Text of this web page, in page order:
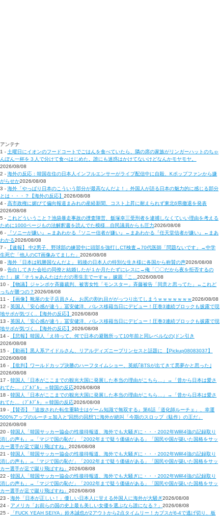
アンテナ
1 - 土曜日にイオンのフードコートでごはんを食べていたら、隣の席の家族がリンガーハットのちゃ
んぽん一杯を３人で分けて食べはじめた。誰にも迷惑はかけてないけどなんかモヤモヤ。
2026/08/08
2 - 海外の反応：韓国在住の日本人インフルエンサーがライブ配信中に自殺、Kポップファンから嫌
がらせか2026/08/08
3 - 海外「やっぱり日本のこういう部分が最高なんだよ！」外国人が語る日本の魅力的に感じる部分
とは・・・？【海外の反応】 2026/08/08
4 - 高市政権に媚びて偏向報道まみれの産経新聞、コスト上昇に耐えられず東北6県撤退を発表
2026/08/08
5 - これどういうこと？池袋暴走事故の捜査陣営、飯塚幸三受刑者を逮捕しなくていい理由を考える
ために1000ページもの法解釈書を読んでた模様…自民議員からも圧力2026/08/08
6 -
『ソニーが嫌い』←まあわかる『ソニー信者が嫌い』←まあわかる『任天堂信者が嫌い』←まあ
わかる2026/08/08
7 -
【速報】 中2男子、野球部の練習中に頭部を強打しCT検査→70代医師「問題ないです」→中学
生死亡「他人のCT画像みてました」 2026/08/08
8 - 海外「日本は戦勝国なんだよ」 戦後の日本人の特別な生き様に各国から称賛の声2026/08/08
9 - 告白してきた会社の同僚と結婚したが１か月たたずにレスに→俺「〇〇だから夜を拒否するの
か！」嫁「そうｗあんたはただの寄生主でーすｗ」嫁親「こ...2026/08/08
10 -
【物議】ジャンポケ斉藤裁判、被害女性「モンスター」斉藤被告「同意と思ってた」←これど
っちが勝つの？2026/08/08
11 -
【画像】靴屋の女子店員さん、お尻の割れ目ががっつり出てしまうｗｗｗｗｗｗｗ2026/08/08
12 - 英国人「安心感が違う」冨安健洋、パレス移籍当日にデビュー！圧巻3連続ブロックも披露で現
地サポが気づく..【海外の反応】 2026/08/08
13 - 英国人「安心感が違う」冨安健洋、パレス移籍当日にデビュー！圧巻3連続ブロックも披露で現
地サポが気づく..【海外の反応】 2026/08/08
14 -
【悲報】韓国人「え待って、何で日本の避難所って10年前と同レベルなの(ドン引き
2026/08/08
15 -
【動画】黒人系アイドルさん、リアルディズニープリンセスと話題に 【Pickup08083037】
2026/08/08
16 -
【批判】ワールドカップ決勝のハーフタイムショー、英紙｢BTSが出てきて悪夢かと思った｣
2026/08/08
17 - 韓国人「日本がここまでの観光大国に発展した本当の理由がこちら…」→「昔から日本は愛さ
れてた…（ﾌﾞﾙﾌﾞﾙ」＝韓国の反応2026/08/08
18 - 韓国人「日本がここまでの観光大国に発展した本当の理由がこちら…」→「昔から日本は愛さ
れてた…（ﾌﾞﾙﾌﾞﾙ」＝韓国の反応2026/08/08
19 -
【賛否】『追放された転生重騎士はゲーム知識で無双する』第6話「道化師ルーチェ」、幸運
500%アップのルーチェ加入と“回想の回想”に海外が絶叫「今期のスロップ（駄作）の王だ」
2026/08/08
20 - 韓国人「韓国サッカー協会の性接待報道、海外でも大騒ぎに・・・2002年W杯4強の記録取り
消しの声も」→「マジで国の恥だ」「2002年まで疑う価値がある」「国民や国が築いた国格をサッ
カー選手が足で蹴り飛ばすね」 2026/08/08
21 - 韓国人「韓国サッカー協会の性接待報道、海外でも大騒ぎに・・・2002年W杯4強の記録取り
消しの声も」→「マジで国の恥だ」「2002年まで疑う価値がある」「国民や国が築いた国格をサッ
カー選手が足で蹴り飛ばすね」 2026/08/08
22 - 韓国人「韓国サッカー協会の性接待報道、海外でも大騒ぎに・・・2002年W杯4強の記録取り
消しの声も」→「マジで国の恥だ」「2002年まで疑う価値がある」「国民や国が築いた国格をサッ
カー選手が足で蹴り飛ばすね」 2026/08/08
23 - 海外「日本が正しい！」優しい日本人に甘える外国人に海外が大騒ぎ2026/08/08
24 - アメリカ「お前らの国の史上最も美しい女優を選ぶなら誰になる？」 2026/08/08
25 -
「FUCK YEAH SEIYA」鈴木誠也が2アウトから2点タイムリー！カブスが6-4で逃げ切り、板